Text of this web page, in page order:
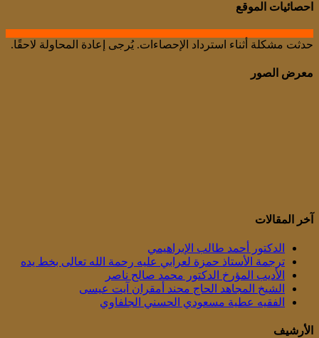
احصائيات الموقع
حدثت مشكلة أثناء استرداد الإحصاءات. يُرجى إعادة المحاولة لاحقًا.
معرض الصور
آخر المقالات
الدكتور أحمد طالب الإبراهيمي
ترجمة الأستاذ حمزة لعرابي عليه رحمة الله تعالى بخط يده
الأديب المؤرخ الدكتور محمد صالح ناصر
الشيخ المجاهد الحاج محند أمقران آيت عيسى
الفقيه عطية مسعودي الحسني الجلفاوي
الأرشيف